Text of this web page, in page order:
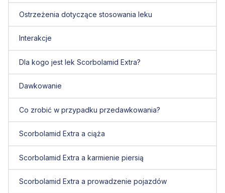
Ostrzeżenia dotyczące stosowania leku
Interakcje
Dla kogo jest lek Scorbolamid Extra?
Dawkowanie
Co zrobić w przypadku przedawkowania?
Scorbolamid Extra a ciąża
Scorbolamid Extra a karmienie piersią
Scorbolamid Extra a prowadzenie pojazdów